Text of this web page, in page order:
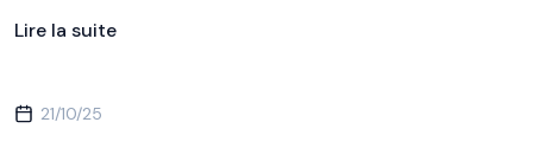
Lire la suite
21/10/25